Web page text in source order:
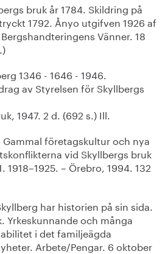
bruk år 1784. Skildring på
1792. Ånyo utgifven 1926 af
Vänner. 18
1346 - 1646 - 1946.
av Styrelsen för Skyllbergs
1947. 2 d. (692 s.) Ill.
företagskultur och nya
vid Skyllbergs bruk
1918–1925. – Örebro, 1994. 132
har historien på sin sida.
Yrkeskunnande och många
i det familjeägda
Arbete/Pengar. 6 oktober